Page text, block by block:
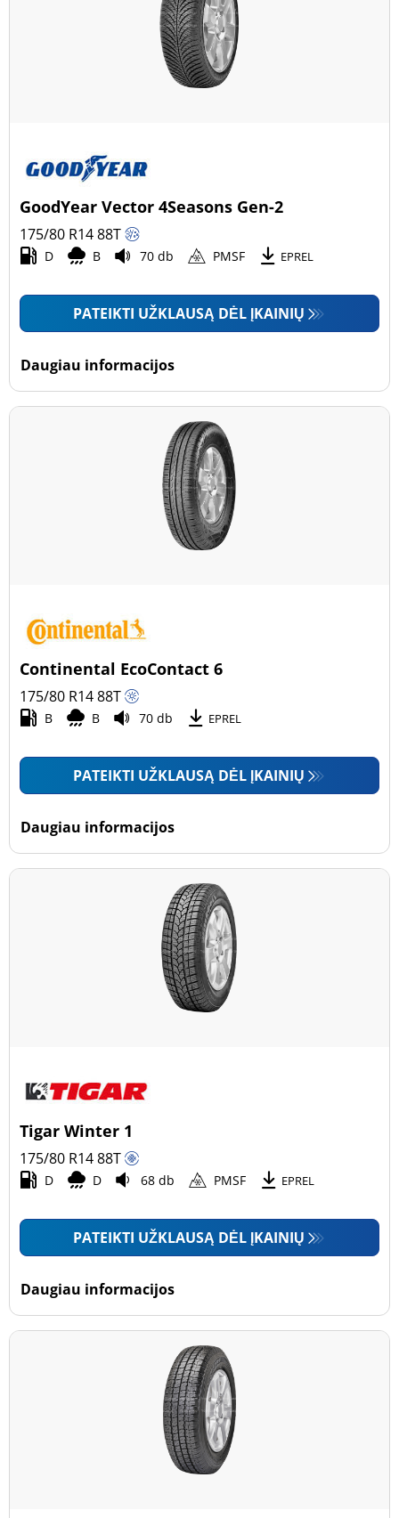
GoodYear Vector 4Seasons Gen-2
175/80 R1488T
D B 70 db PMSF EPREL
PATEIKTI UŽKLAUSĄ DĖL ĮKAINIŲ
Daugiau informacijos
Continental EcoContact 6
175/80 R1488T
B B 70 db EPREL
PATEIKTI UŽKLAUSĄ DĖL ĮKAINIŲ
Daugiau informacijos
Tigar Winter 1
175/80 R1488T
D D 68 db PMSF EPREL
PATEIKTI UŽKLAUSĄ DĖL ĮKAINIŲ
Daugiau informacijos